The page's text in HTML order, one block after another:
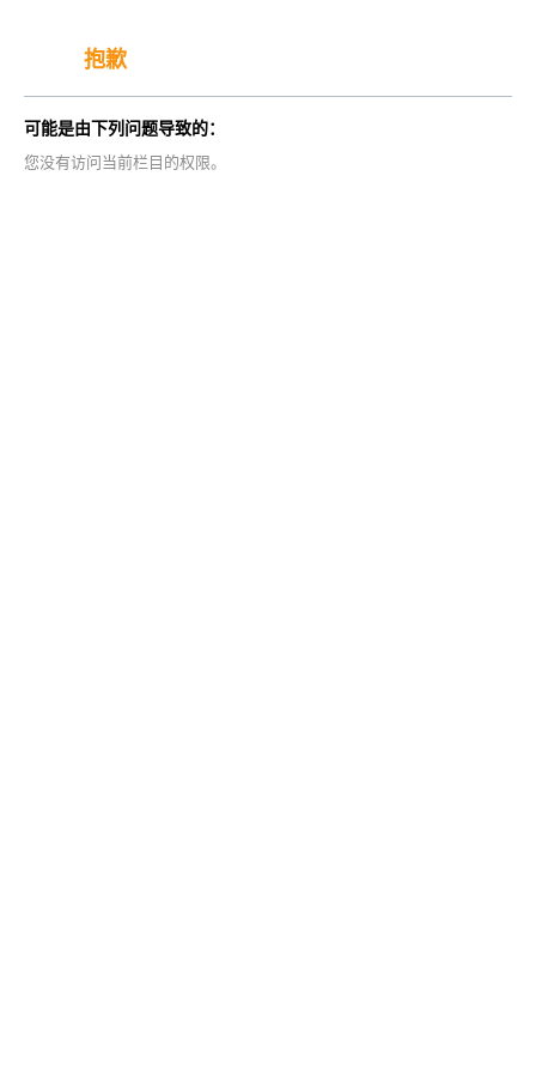
抱歉
可能是由下列问题导致的：
您没有访问当前栏目的权限。